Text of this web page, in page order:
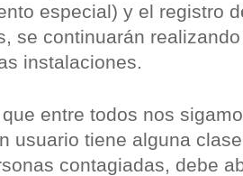
especial) y el registro
se continuarán
instalaciones.
entre todos nos
usuario tiene alguna
contagiadas, debe